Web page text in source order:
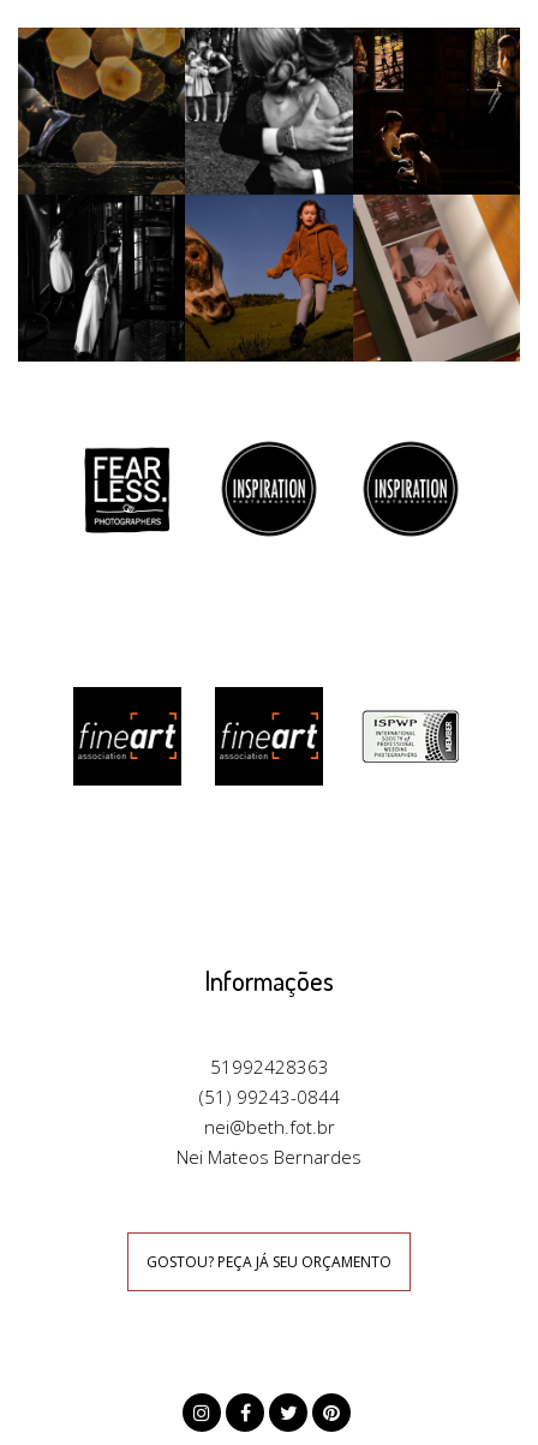
Informações
51992428363
(51) 99243-0844
nei@beth.fot.br
Nei Mateos Bernardes
GOSTOU? PEÇA JÁ SEU ORÇAMENTO